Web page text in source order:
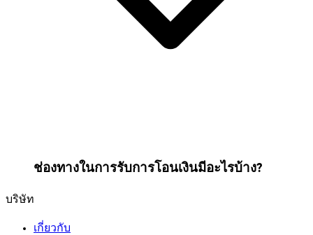
ช่องทางในการรับการโอนเงินมีอะไรบ้าง?
บริษัท
เกี่ยวกับ